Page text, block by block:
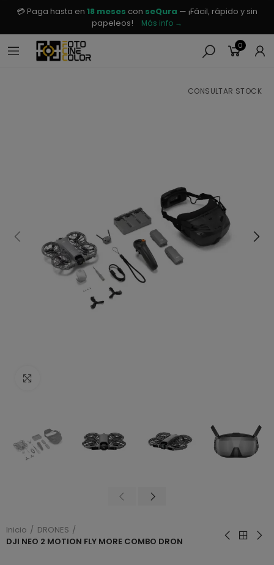
💳 Paga hasta en 18 meses con seQura — ¡Fácil, rápido y sin
papeleos!
Más info →
0
CONSULTAR STOCK
Inicio
DRONES
DJI NEO 2 MOTION FLY MORE COMBO DRON